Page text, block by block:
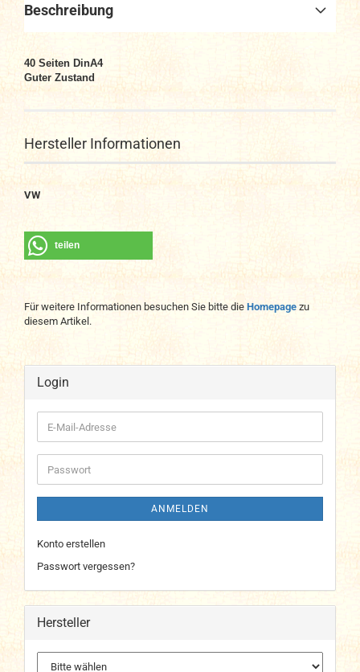
Beschreibung
40 Seiten DinA4
Guter Zustand
Hersteller Informationen
VW
teilen
Für weitere Informationen besuchen Sie bitte die Homepage zu
diesem Artikel.
Login
E-
Mail-
Adresse
Passwort
ANMELDEN
Konto erstellen
Passwort vergessen?
Hersteller